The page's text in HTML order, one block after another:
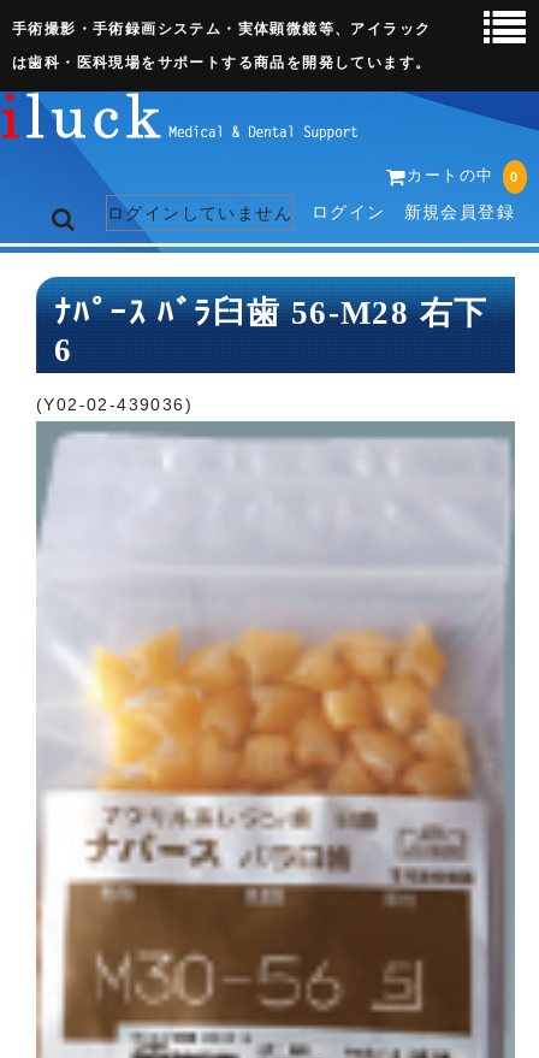
手術撮影・手術録画システム・実体顕微鏡等、アイラック
は歯科・医科現場をサポートする商品を開発しています。
カートの中 0
ログインしていません ログイン 新規会員登録
トップページ
ネット販売ページ
歯科関連機器
3D実体顕微鏡
ﾅﾊﾟｰｽ ﾊﾞﾗ臼歯 56-M28 右下
6
(Y02-02-439036)